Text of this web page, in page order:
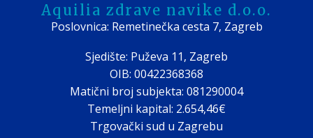
Aquilia zdrave navike d.o.o.
Poslovnica: Remetinečka cesta 7, Zagreb
Sjedište: Puževa 11, Zagreb
OIB: 00422368368
Matični broj subjekta: 081290004
Temeljni kapital: 2.654,46€
Trgovački sud u Zagrebu